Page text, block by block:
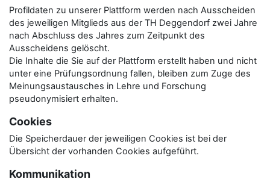
Profildaten zu unserer Plattform werden nach Ausscheiden
des jeweiligen Mitglieds aus der TH Deggendorf zwei Jahre
nach Abschluss des Jahres zum Zeitpunkt des
Ausscheidens gelöscht.
Die Inhalte die Sie auf der Plattform erstellt haben und nicht
unter eine Prüfungsordnung fallen, bleiben zum Zuge des
Meinungsaustausches in Lehre und Forschung
pseudonymisiert erhalten.
Cookies
Die Speicherdauer der jeweiligen Cookies ist bei der
Übersicht der vorhanden Cookies aufgeführt.
Kommunikation